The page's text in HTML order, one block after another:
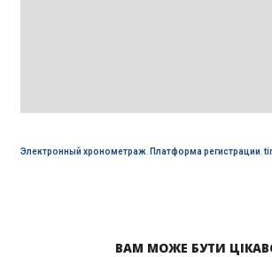
Электронный хронометраж, Платформа регистрации
ВАМ МОЖЕ БУТИ